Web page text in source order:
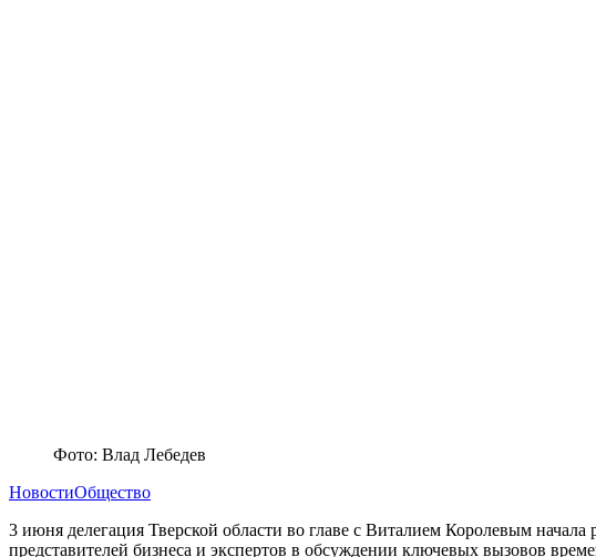
Фото: Влад Лебедев
НовостиОбщество
3 июня делегация Тверской области во главе с Виталием Королевым
представителей бизнеса и экспертов в обсуждении ключевых вызовов